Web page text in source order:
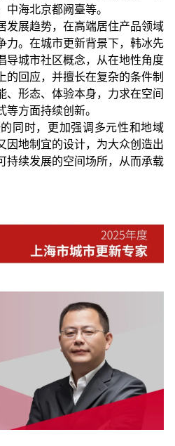
海北京都阙臺等。
发展趋势，在高端居住产品领域
力。在城市更新背景下，韩冰先
导城市社区概念，从在地性角度
的回应，并擅长在复杂的条件制
、形态、体验本身，力求在空间
方面持续创新。
同时，更加强调多元性和地域
因地制宜的设计，为大众创造出
持续发展的空间场所，从而承载